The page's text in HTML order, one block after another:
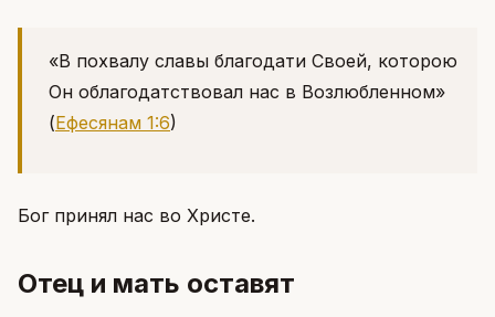
«В похвалу славы благодати Своей, которою
Он облагодатствовал нас в Возлюбленном»
(Ефесянам 1:6)
Бог принял нас во Христе.
Отец и мать оставят